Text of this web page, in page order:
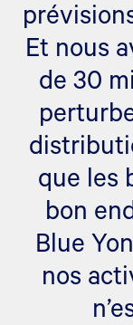
Et nous
de 30
que les
bon
Blue
nos